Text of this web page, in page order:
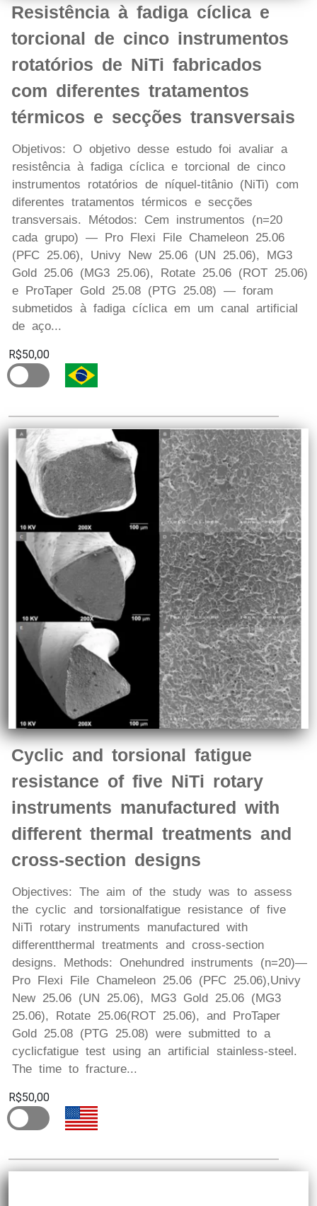
Resistência à fadiga cíclica e
torcional de cinco instrumentos
rotatórios de NiTi fabricados
com diferentes tratamentos
térmicos e secções transversais
Objetivos: O objetivo desse estudo foi avaliar a
resistência à fadiga cíclica e torcional de cinco
instrumentos rotatórios de níquel-titânio (NiTi) com
diferentes tratamentos térmicos e secções
transversais. Métodos: Cem instrumentos (n=20
cada grupo) — Pro Flexi File Chameleon 25.06
(PFC 25.06), Univy New 25.06 (UN 25.06), MG3
Gold 25.06 (MG3 25.06), Rotate 25.06 (ROT 25.06)
e ProTaper Gold 25.08 (PTG 25.08) — foram
submetidos à fadiga cíclica em um canal artificial
de aço...
R$50,00
Cyclic and torsional fatigue
resistance of five NiTi rotary
instruments manufactured with
different thermal treatments and
cross-section designs
Objectives: The aim of the study was to assess
the cyclic and torsional fatigue resistance of five
NiTi rotary instruments manufactured with
differentthermal treatments and cross-section
designs. Methods: Onehundred instruments (n=20)—
Pro Flexi File Chameleon 25.06 (PFC 25.06),Univy
New 25.06 (UN 25.06), MG3 Gold 25.06 (MG3
25.06), Rotate 25.06(ROT 25.06), and ProTaper
Gold 25.08 (PTG 25.08) were submitted to a
cyclicfatigue test using an artificial stainless-steel.
The time to fracture...
R$50,00